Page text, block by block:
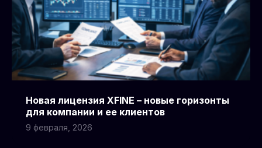
Новая лицензия XFINE – новые горизонты
для компании и ее клиентов
9 февраля, 2026